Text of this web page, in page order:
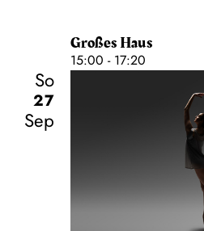
Großes Haus
15:00 - 17:20
So
27
Sep